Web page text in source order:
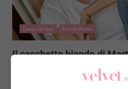
Come le star Primo Piano
Il caschetto biondo di
taglio retrò che sta bene a
27 Maggio 2021